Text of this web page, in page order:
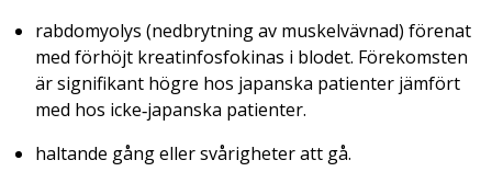
rabdomyolys (nedbrytning av muskelvävnad) förenat
med förhöjt kreatinfosfokinas i blodet. Förekomsten
är signifikant högre hos japanska patienter jämfört
med hos icke‑japanska patienter.
haltande gång eller svårigheter att gå.